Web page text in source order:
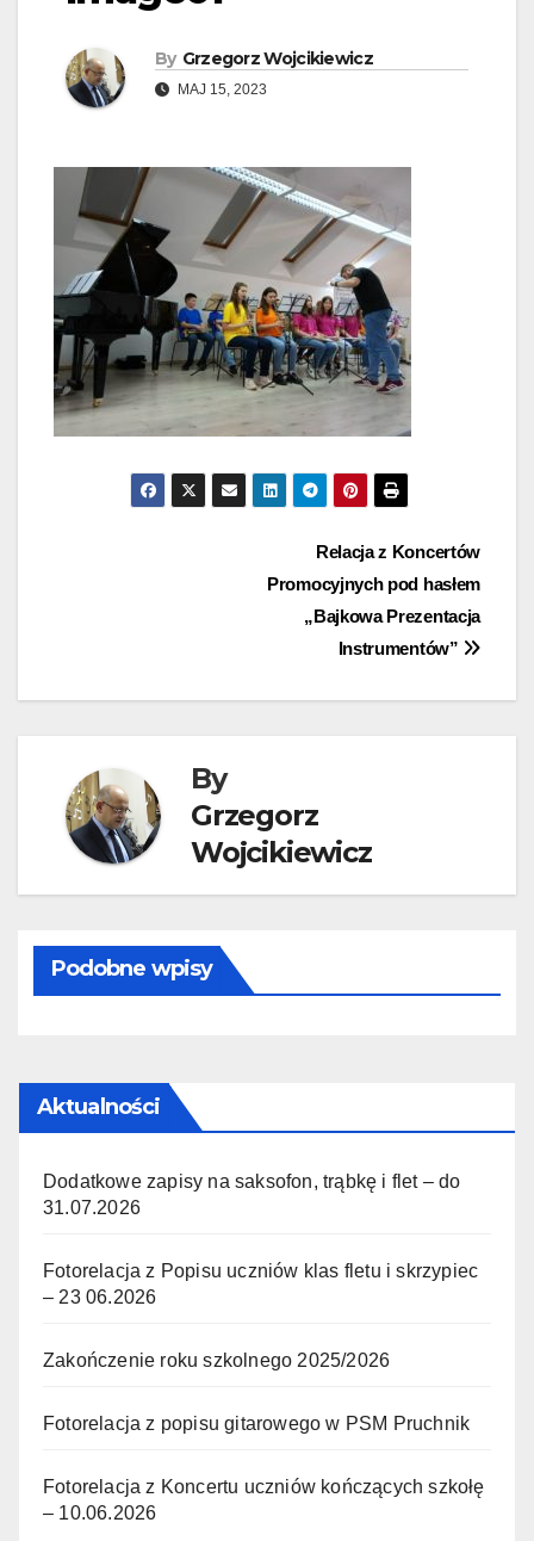
By Grzegorz Wojcikiewicz
MAJ 15, 2023
Relacja z Koncertów
Promocyjnych pod hasłem
„Bajkowa Prezentacja
Instrumentów”
By
Grzegorz
Wojcikiewicz
Podobne wpisy
Aktualności
Dodatkowe zapisy na saksofon, trąbkę i flet – do
31.07.2026
Fotorelacja z Popisu uczniów klas fletu i skrzypiec
– 23 06.2026
Zakończenie roku szkolnego 2025/2026
Fotorelacja z popisu gitarowego w PSM Pruchnik
Fotorelacja z Koncertu uczniów kończących szkołę
– 10.06.2026